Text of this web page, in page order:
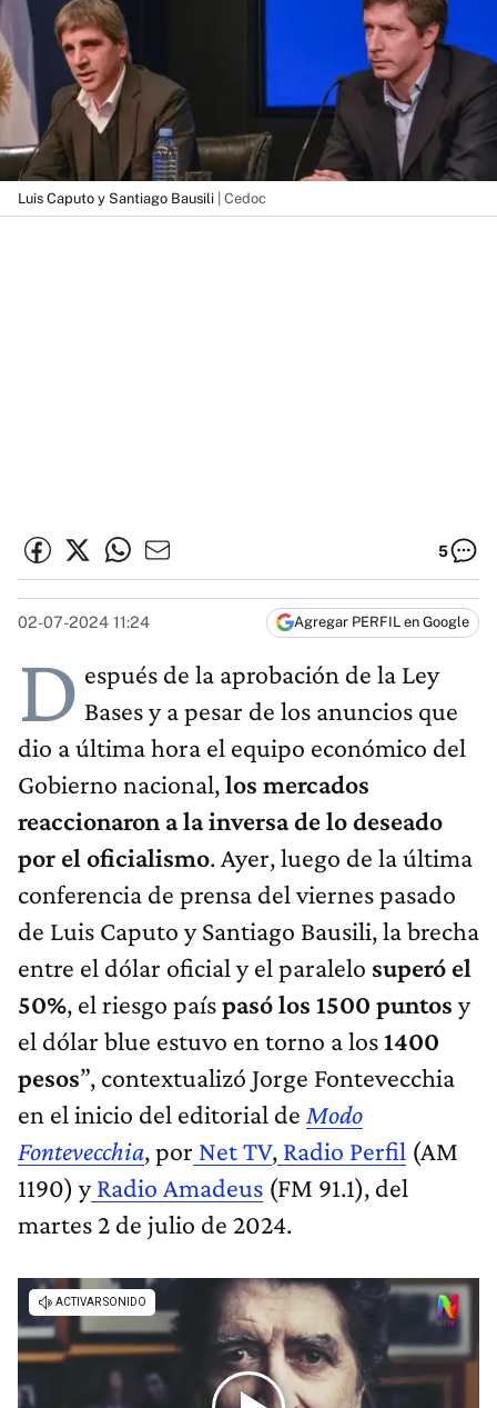
Luis Caputo y Santiago Bausili | Cedoc
5
02-07-2024 11:24 Agregar PERFIL en Google
D espués de la aprobación de la Ley
Bases y a pesar de los anuncios que
dio a última hora el equipo económico del
Gobierno nacional,los mercados
reaccionaron a la inversa de lo deseado
por el oficialismo. Ayer, luego de la última
conferencia de prensa del viernes pasado
de Luis Caputo y Santiago Bausili, la brecha
entre el dólar oficial y el paralelo superó el
50%, el riesgo paíspasó los 1500 puntos y
el dólar blue estuvo en torno a los1400
pesos”, contextualizó Jorge Fontevecchia
en el inicio del editorial de Modo
Fontevecchia, por Net TV, Radio Perfil (AM
1190) yRadio Amadeus (FM 91.1), del
martes 2 de julio de 2024.